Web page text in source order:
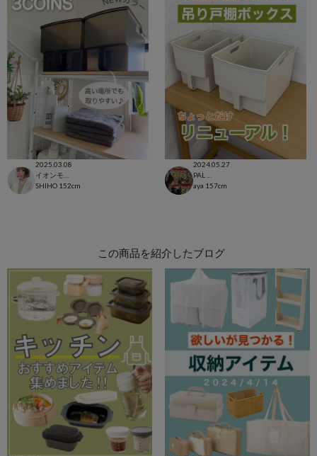
2025.03.08
SHIHO 152cm
2024.05.27
aya 157cm
この商品を紹介したブログ